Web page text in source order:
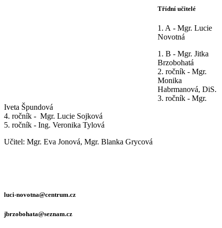
Třídní učitelé
1. A - Mgr. Lucie
Novotná
1. B - Mgr. Jitka
Brzobohatá
2. ročník - Mgr.
Monika
Habrmanová, DiS.
3. ročník - Mgr.
Iveta Špundová
4. ročník - Mgr. Lucie Sojková
5. ročník - Ing. Veronika Tylová
Učitel: Mgr. Eva Jonová, Mgr. Blanka Grycová
luci-novotna@centrum.cz
jbrzobohata@seznam.cz